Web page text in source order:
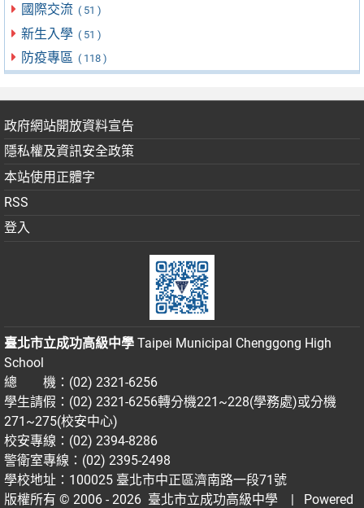
國際交流 ( 51 )
新生入學 ( 51 )
防疫專區 ( 118 )
政府網站開放資料宣告
隱私權及資訊安全政策
本站使用正體字
RSS
登入
臺北市立成功高級中學 Taipei Municipal Chenggong High
School
總 機：(02) 2321-6256
學生請假：(02) 2321-6256轉分機221~228(學務處)或分機
271~275(校安中心)
校安專線：(02) 2394-8286
警衛室專線：(02) 2395-2498
學校地址：100025 臺北市中正區濟南路一段71號
版權所有 © 2006 - 2026 臺北市立成功高級中學 | Powered